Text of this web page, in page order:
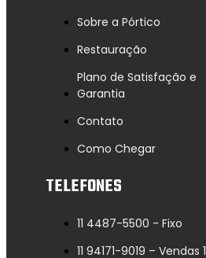
Sobre a Pórtico
Restauração
Plano de Satisfação e
Garantia
Contato
Como Chegar
TELEFONES
11 4487-5500 - Fixo
11 94171-9019 – Vendas 1